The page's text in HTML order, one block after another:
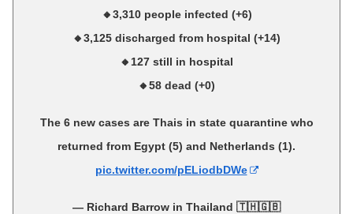
🔸3,310 people infected (+6)
🔸3,125 discharged from hospital (+14)
🔸127 still in hospital
🔸58 dead (+0)
The 6 new cases are Thais in state quarantine who
returned from Egypt (5) and Netherlands (1).
pic.twitter.com/pELiodbDWe
— Richard Barrow in Thailand 🇹🇭🇬🇧